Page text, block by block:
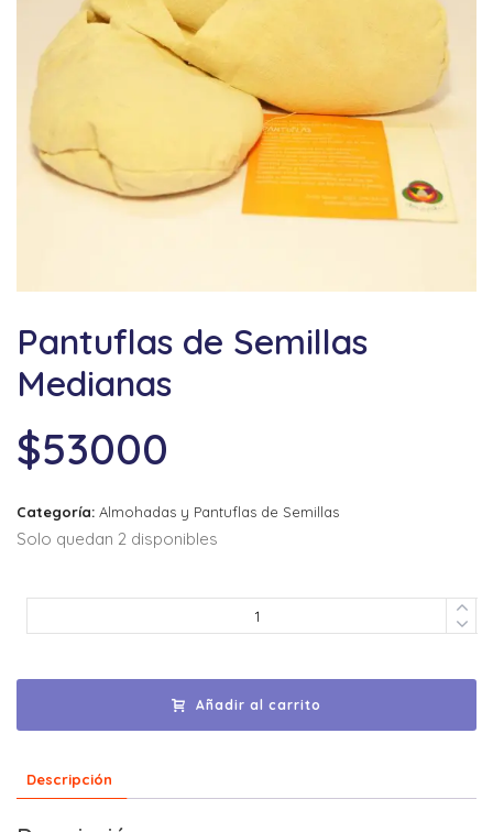
Pantuflas de Semillas
Medianas
$53000
Categoría: Almohadas y Pantuflas de Semillas
Solo quedan 2 disponibles
Añadir al carrito
Descripción